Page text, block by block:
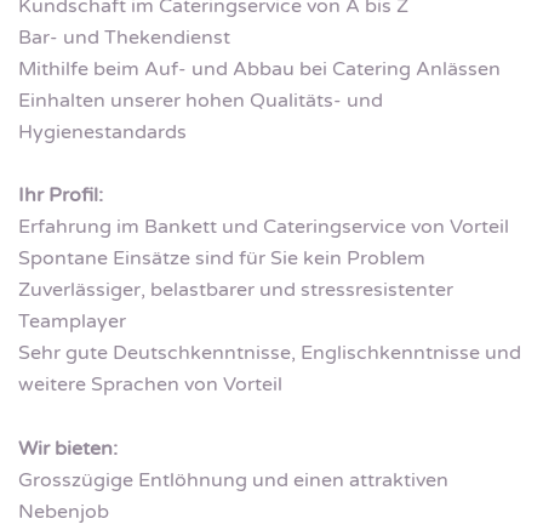
Kundschaft im Cateringservice von A bis Z
Bar- und Thekendienst
Mithilfe beim Auf- und Abbau bei Catering Anlässen
Einhalten unserer hohen Qualitäts- und
Hygienestandards
Ihr Profil:
Erfahrung im Bankett und Cateringservice von Vorteil
Spontane Einsätze sind für Sie kein Problem
Zuverlässiger, belastbarer und stressresistenter
Teamplayer
Sehr gute Deutschkenntnisse, Englischkenntnisse und
weitere Sprachen von Vorteil
Wir bieten:
Grosszügige Entlöhnung und einen attraktiven
Nebenjob